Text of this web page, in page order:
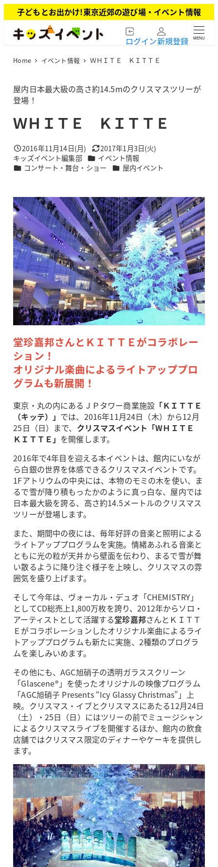
イ
子どもとお出かけ!東京近郊の遊び場・イベント情報
ログイン新規登録 MENU
Home イベント情報 ＷＨＩＴＥ ＫＩＴＴＥ
屋内日本最大級の高さ約14.5mのクリスマスツリーが
登場！
ＷＨＩＴＥ ＫＩＴＴＥ
投稿日
2016年11月14日(月) 更新日
2017年1月3日(火)
著
者
キッズイベント編集部 カテゴリー
イベント情報
カテゴリー
コンサート・舞台・ショー カテゴリー
屋内イベント
堂珍嘉邦さんとＫＩＴＴＥがコラボレー
ション！
オリジナル楽曲によるライトアッププロ
グラムも新展開！
東京・丸の内にあるＪＰタワー商業施設 「ＫＩＴＴＥ
（キッテ）」 では、2016年11月24日（木）から12月
25日（日）まで、 クリスマスイベント「WＨＩＴＥ
ＫＩＴＴＥ」 を開催します。
2016年で4年目を迎える本イベントは、館内にいなが
ら白銀の世界を体感できるクリスマスイベントです。
1Fアトリウムの中央には、本物のモミの木を使い、ま
るで雪が降り積もったかのように真っ白な、屋内では
日本最大級を誇る、高さ約14.5メートルのクリスマス
ツリーが登場します。
また、期間中の夜には、毎年好評の音楽と照明による
ライトアッププログラムを実施。情緒あふれる音楽と
ともに光の粒が天井から壁面を伝わり、まるで雪が舞
い散るように降り注ぐ様子を上映し、クリスマスの雰
囲気を盛り上げます。
そして今年は、ヴォーカル・デュオ「CHEMISTRY」
としてCD総売上1,800万枚を誇り、2012年からソロ・
アーティストとして活躍する堂珍嘉邦さんとＫＩＴＴ
Ｅがコラボレーションしたオリジナル楽曲によるライ
トアッププログラムも新たに実施、2種類のプログラ
ムを楽しみいめます。
その他にも、AGC旭硝子の透明ガラススクリーン
「Glascene®」を使ったオリジナルの映像プログラム
「AGC旭硝子 Presents “Icy Glassy Christmas”」上
映。クリスマス・イブとクリスマスにあたる12月24日
（土）・25日（日）にはツリーの前でミュージシャン
によるクリスマスライブを開催するほか、館内の飲食
店舗ではクリスマス限定のディナーやケーキを提供し
ます。